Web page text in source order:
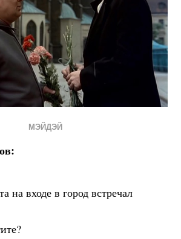
МЭЙДЭЙ
на входе в город встречал